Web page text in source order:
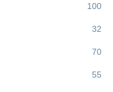
100
32
70
55